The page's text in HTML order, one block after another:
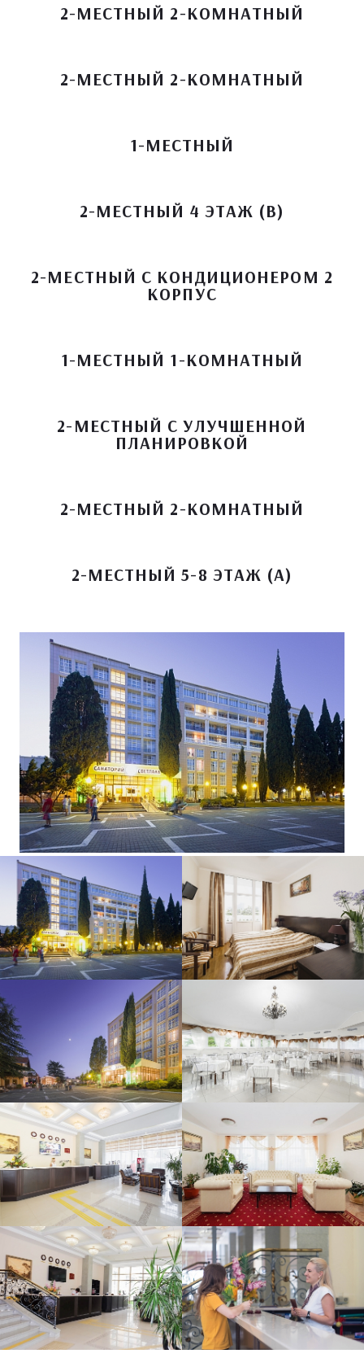
2-МЕСТНЫЙ 2-КОМНАТНЫЙ
2-МЕСТНЫЙ 2-КОМНАТНЫЙ
1-МЕСТНЫЙ
2-МЕСТНЫЙ 4 ЭТАЖ (В)
2-МЕСТНЫЙ С КОНДИЦИОНЕРОМ 2
КОРПУС
1-МЕСТНЫЙ 1-КОМНАТНЫЙ
2-МЕСТНЫЙ С УЛУЧШЕННОЙ
ПЛАНИРОВКОЙ
2-МЕСТНЫЙ 2-КОМНАТНЫЙ
2-МЕСТНЫЙ 5-8 ЭТАЖ (А)